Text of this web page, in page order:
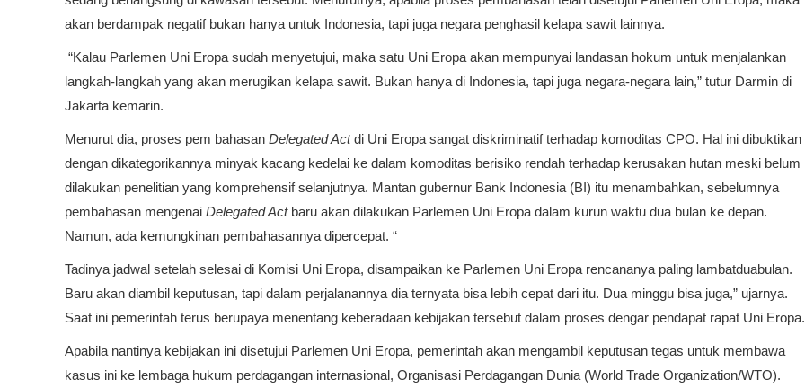
akan berdampak negatif bukan hanya untuk Indonesia, tapi juga negara penghasil kelapa sawit lainnya.
“Kalau Parlemen Uni Eropa sudah menyetujui, maka satu Uni Eropa akan mempunyai landasan hokum untuk menjalankan
langkah-langkah yang akan merugikan kelapa sawit. Bukan hanya di Indonesia, tapi juga negara-negara lain,” tutur Darmin di
Jakarta kemarin.
Menurut dia, proses pem bahasan Delegated Actdi Uni Eropa sangat diskriminatif terhadap komoditas CPO. Hal ini dibuktikan
dengan dikategorikannya minyak kacang kedelai ke dalam komoditas berisiko rendah terhadap kerusakan hutan meski belum
dilakukan penelitian yang komprehensif selanjutnya. Mantan gubernur Bank Indonesia (BI) itu menambahkan, sebelumnya
pembahasan mengenai Delegated Actbaru akan dilakukan Parlemen Uni Eropa dalam kurun waktu dua bulan ke depan.
Namun, ada kemungkinan pembahasannya dipercepat. “
Tadinya jadwal setelah selesai di Komisi Uni Eropa, disampaikan ke Parlemen Uni Eropa rencananya paling lambatduabulan.
Baru akan diambil keputusan, tapi dalam perjalanannya dia ternyata bisa lebih cepat dari itu. Dua minggu bisa juga,” ujarnya.
Saat ini pemerintah terus berupaya menentang keberadaan kebijakan tersebut dalam proses dengar pendapat rapat Uni Eropa.
Apabila nantinya kebijakan ini disetujui Parlemen Uni Eropa, pemerintah akan mengambil keputusan tegas untuk membawa
kasus ini ke lembaga hukum perdagangan internasional, Organisasi Perdagangan Dunia (World Trade Organization/WTO).